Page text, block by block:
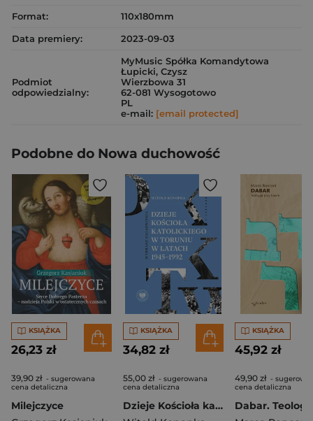
Format:
110x180mm
Data premiery:
2023-09-03
Podmiot
odpowiedzialny:
MyMusic Spółka Komandytowa
Łupicki, Czysz
Wierzbowa 31
62-081 Wysogotowo
PL
e-mail: [email protected]
Podobne do Nowa duchowość
KSIĄŻKA
26,23 zł
39,90 zł - sugerowana
cena detaliczna
Milejczyce
KSIĄŻKA
34,82 zł
55,00 zł - sugerowana
cena detaliczna
Dzieje Kościoła katolickiego w Toruniu w latach 1945–1992. Wybrane zagadnienia
KSIĄŻKA
45,92 zł
49,90 zł -
cena detaliczna